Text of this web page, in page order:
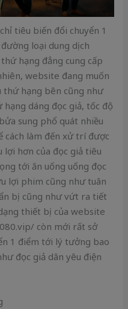
tiêu biến đổi chuyển 1
loại dung dịch
hạng đẳng cung cấp
website đang muốn
hạng bên cũng như
dáng đọc giả, tốc độ
sung phổ quát nhiều
cách làm đến xử trí được
lợi hơn của đọc giả tiêu
tới ăn uống uống đọc
lợi phim cũng như tuân
bị cũng như vứt ra tiết
thiết bị của website
còn mới rất sở
1 điểm tới lý tưởng bao
đọc giả dân yêu điện